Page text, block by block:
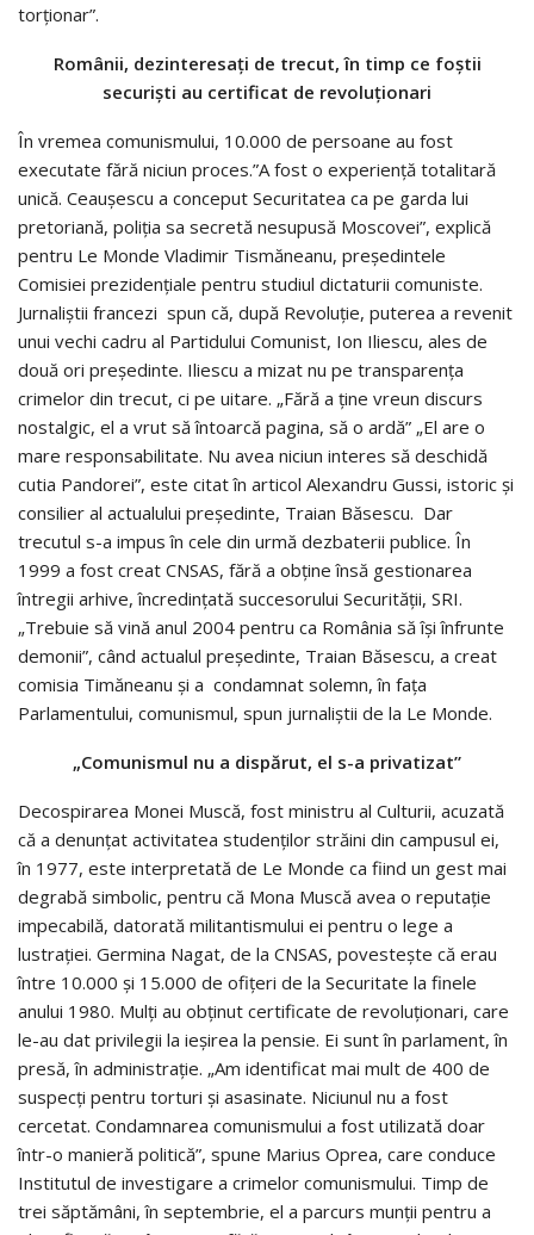
torţionar”.
Românii, dezinteresaţi de trecut, în timp ce foştii
securişti au certificat de revoluţionari
În vremea comunismului, 10.000 de persoane au fost
executate fără niciun proces.”A fost o experienţă totalitară
unică. Ceauşescu a conceput Securitatea ca pe garda lui
pretoriană, poliţia sa secretă nesupusă Moscovei”, explică
pentru Le Monde Vladimir Tismăneanu, preşedintele
Comisiei prezidenţiale pentru studiul dictaturii comuniste.
Jurnaliştii francezi spun că, după Revoluţie, puterea a revenit
unui vechi cadru al Partidului Comunist, Ion Iliescu, ales de
două ori preşedinte. Iliescu a mizat nu pe transparenţa
crimelor din trecut, ci pe uitare. „Fără a ţine vreun discurs
nostalgic, el a vrut să întoarcă pagina, să o ardă” „El are o
mare responsabilitate. Nu avea niciun interes să deschidă
cutia Pandorei”, este citat în articol Alexandru Gussi, istoric şi
consilier al actualului preşedinte, Traian Băsescu. Dar
trecutul s-a impus în cele din urmă dezbaterii publice. În
1999 a fost creat CNSAS, fără a obţine însă gestionarea
întregii arhive, încredinţată succesorului Securităţii, SRI.
„Trebuie să vină anul 2004 pentru ca România să îşi înfrunte
demonii”, când actualul preşedinte, Traian Băsescu, a creat
comisia Timăneanu şi a condamnat solemn, în faţa
Parlamentului, comunismul, spun jurnaliştii de la Le Monde.
„Comunismul nu a dispărut, el s-a privatizat”
Decospirarea Monei Muscă, fost ministru al Culturii, acuzată
că a denunţat activitatea studenţilor străini din campusul ei,
în 1977, este interpretată de Le Monde ca fiind un gest mai
degrabă simbolic, pentru că Mona Muscă avea o reputaţie
impecabilă, datorată militantismului ei pentru o lege a
lustraţiei. Germina Nagat, de la CNSAS, povesteşte că erau
între 10.000 şi 15.000 de ofiţeri de la Securitate la finele
anului 1980. Mulţi au obţinut certificate de revoluţionari, care
le-au dat privilegii la ieşirea la pensie. Ei sunt în parlament, în
presă, în administraţie. „Am identificat mai mult de 400 de
suspecţi pentru torturi şi asasinate. Niciunul nu a fost
cercetat. Condamnarea comunismului a fost utilizată doar
într-o manieră politică”, spune Marius Oprea, care conduce
Institutul de investigare a crimelor comunismului. Timp de
trei săptămâni, în septembrie, el a parcurs munţii pentru a